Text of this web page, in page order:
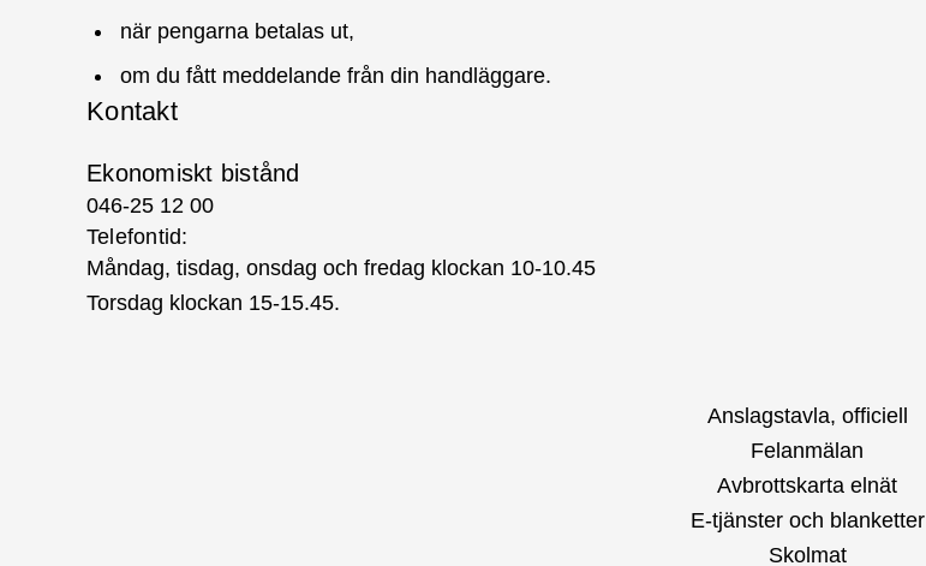
när pengarna betalas ut,
om du fått meddelande från din handläggare.
Kontakt
Ekonomiskt bistånd
046-25 12 00
Telefontid:
Måndag, tisdag, onsdag och fredag klockan 10-10.45
Torsdag klockan 15-15.45.
Anslagstavla, officiell
Felanmälan
Avbrottskarta elnät
E-tjänster och blanketter
Skolmat